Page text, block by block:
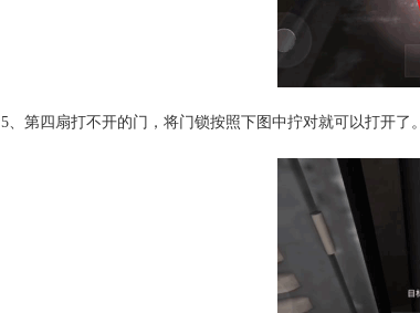
5、第四扇打不开的门，将门锁按照下图中拧对就可以打开了。